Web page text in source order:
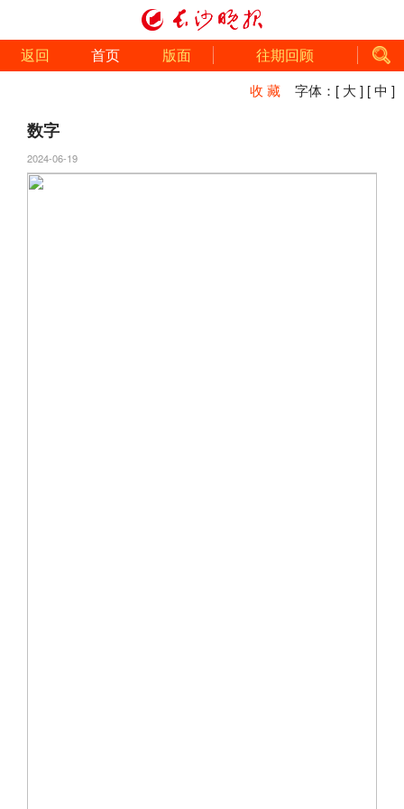
返回 首页 版面 往期回顾
收 藏 字体： [ 大 ] [ 中 ]
数字
2024-06-19